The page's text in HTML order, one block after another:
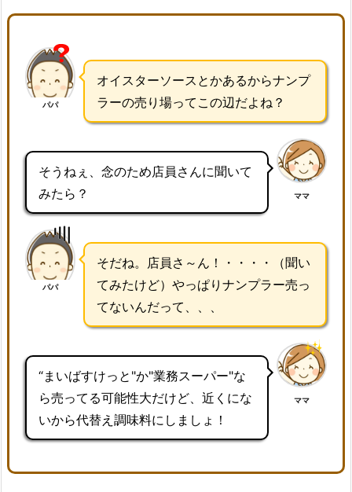
パパ
オイスターソースとかあるからナンプ
ラーの売り場ってこの辺だよね？
そうねぇ、念のため店員さんに聞いて
みたら？
ママ
パパ
そだね。店員さ～ん！・・・・（聞い
てみたけど）やっぱりナンプラー売っ
てないんだって、、、
“まいばすけっと"か"業務スーパー"な
ら売ってる可能性大だけど、近くにな
いから代替え調味料にしましょ！
ママ